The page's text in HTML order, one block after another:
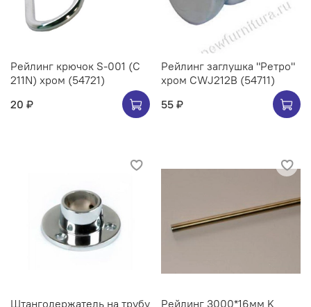
Рейлинг крючок S-001 (C
211N) хром (54721)
20 ₽
Рейлинг заглушка "Ретро"
хром CWJ212B (54711)
55 ₽
Штангодержатель на трубу
Рейлинг 3000*16мм K